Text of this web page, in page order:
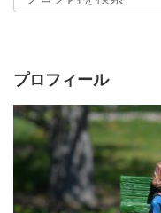
プロフィール